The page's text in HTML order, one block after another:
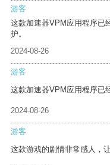
游客
这款加速器VPM应用程序已
护。
2024-08-26
游客
这款加速器VPM应用程序已
2024-08-26
游客
这款游戏的剧情非常感人，